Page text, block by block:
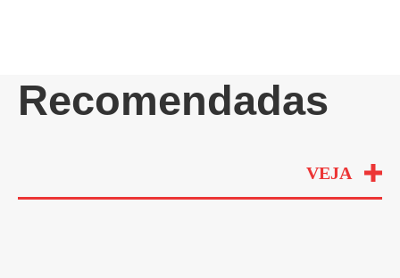
Recomendadas
VEJA